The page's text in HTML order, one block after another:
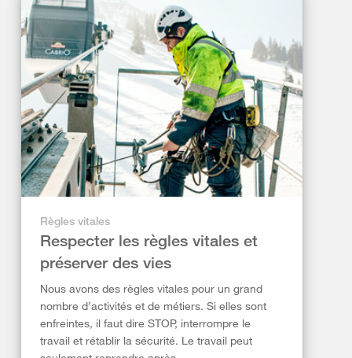
Règles vitales
Respecter les règles vitales et
préserver des vies
Nous avons des règles vitales pour un grand
nombre d’activités et de métiers. Si elles sont
enfreintes, il faut dire STOP, interrompre le
travail et rétablir la sécurité. Le travail peut